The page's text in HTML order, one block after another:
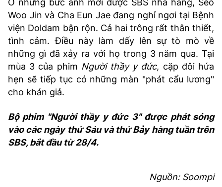
Woo Jin và Cha Eun Jae đang nghỉ ngơi tại Bệnh
viện Doldam bận rộn. Cả hai trông rất thân thiết,
tình cảm. Điều này làm dấy lên sự tò mò về
những gì đã xảy ra với họ trong 3 năm qua. Tại
mùa 3 của phim Người thầy y đức, cặp đôi hứa
hẹn sẽ tiếp tục có những màn "phát cẩu lương"
cho khán giả.
Bộ phim "Người thầy y đức 3" được phát sóng
vào các ngày thứ Sáu và thứ Bảy hàng tuần trên
SBS, bắt đầu từ 28/4.
Nguồn: Soompi